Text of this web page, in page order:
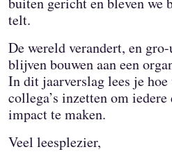
telt.
De wereld verandert, en
blijven bouwen aan een
In dit jaarverslag lees je
collega’s inzetten om
impact te maken.
Veel leesplezier,